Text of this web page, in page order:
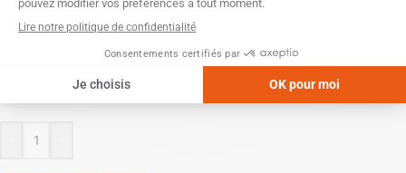
Broderie Sans personnalisation Sérigraphie (1 couleur)
L